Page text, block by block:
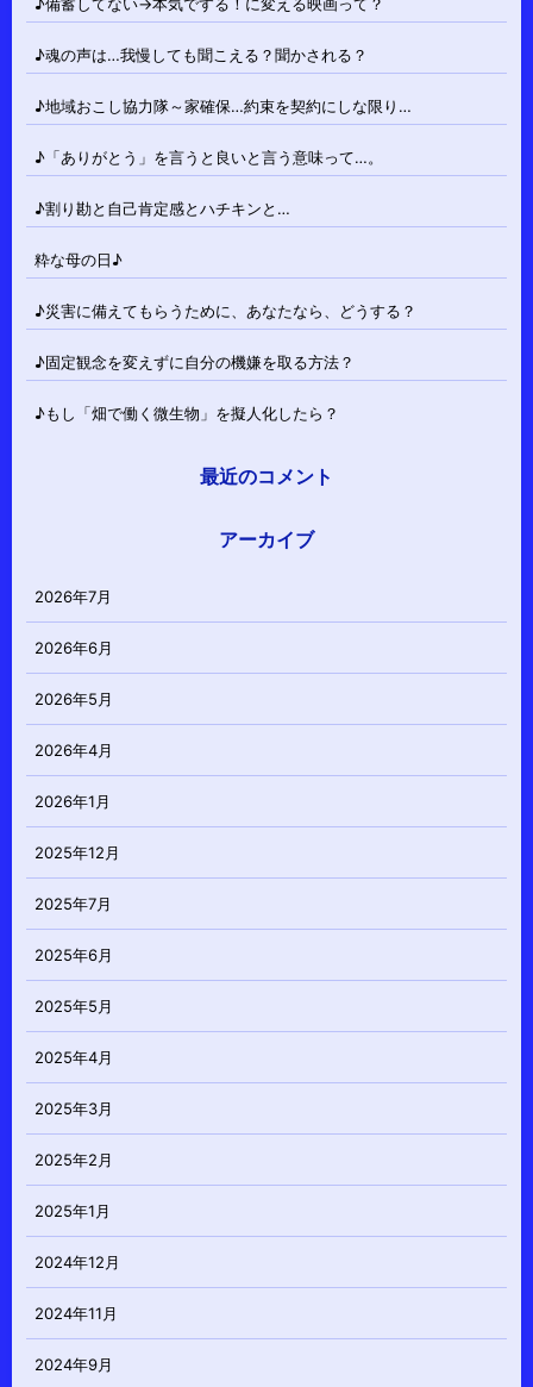
♪備蓄してない→本気でする！に変える映画って？
♪魂の声は…我慢しても聞こえる？聞かされる？
♪地域おこし協力隊～家確保…約束を契約にしな限り…
♪「ありがとう」を言うと良いと言う意味って…。
♪割り勘と自己肯定感とハチキンと…
粋な母の日♪
♪災害に備えてもらうために、あなたなら、どうする？
♪固定観念を変えずに自分の機嫌を取る方法？
♪もし「畑で働く微生物」を擬人化したら？
最近のコメント
アーカイブ
2026年7月
2026年6月
2026年5月
2026年4月
2026年1月
2025年12月
2025年7月
2025年6月
2025年5月
2025年4月
2025年3月
2025年2月
2025年1月
2024年12月
2024年11月
2024年9月